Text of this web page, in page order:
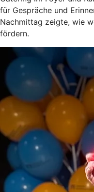
für Gespräche und
Nachmittag zeigte, wie
fördern.